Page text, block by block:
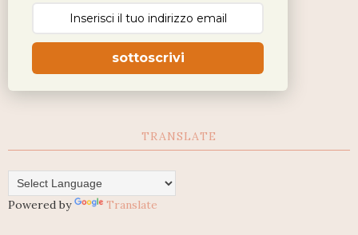
sottoscrivi
TRANSLATE
Powered by Translate